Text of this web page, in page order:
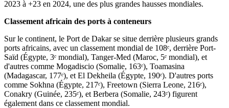
2023 à +23 en 2024, une des plus grandes hausses mondiales.
Classement africain des ports à conteneurs
Sur le continent, le Port de Dakar se situe derrière plusieurs grands
ports africains, avec un classement mondial de 108ᵉ, derrière Port-
Saïd (Égypte, 3ᵉ mondial), Tanger-Med (Maroc, 5ᵉ mondial), et
d'autres comme Mogadiscio (Somalie, 163ᵉ), Toamasina
(Madagascar, 177ᵉ), et El Dekheila (Égypte, 190ᵉ). D'autres ports
comme Sokhna (Égypte, 217ᵉ), Freetown (Sierra Leone, 216ᵉ),
Conakry (Guinée, 235ᵉ), et Berbera (Somalie, 243ᵉ) figurent
également dans ce classement mondial.